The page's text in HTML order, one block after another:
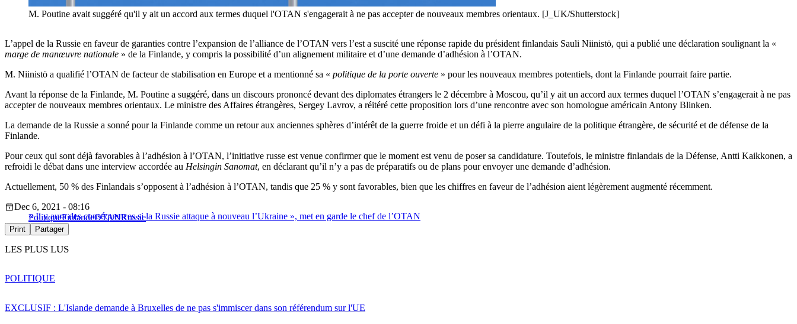
M. Poutine avait suggéré qu'il y ait un accord aux termes duquel l'OTAN s'engagerait à ne pas accepter de nouveaux membres orientaux. [J_UK/Shutterstock]
L’appel de la Russie en faveur de garanties contre l’expansion de l’alliance de l’OTAN vers l’est a suscité une réponse rapide du président finlandais Sauli Niinistö, qui a publié une déclaration soulignant la «
marge de manœuvre nationale » de la Finlande, y compris la possibilité d’un alignement militaire et d’une demande d’adhésion à l’OTAN.
M. Niinistö a qualifié l’OTAN de facteur de stabilisation en Europe et a mentionné sa « politique de la porte ouverte » pour les nouveaux membres potentiels, dont la Finlande pourrait faire partie.
Avant la réponse de la Finlande, M. Poutine a suggéré, dans un discours prononcé devant des diplomates étrangers le 2 décembre à Moscou, qu’il y ait un accord aux termes duquel l’OTAN s’engagerait à ne pas
accepter de nouveaux membres orientaux. Le ministre des Affaires étrangères, Sergey Lavrov, a réitéré cette proposition lors d’une rencontre avec son homologue américain Antony Blinken.
La demande de la Russie a sonné pour la Finlande comme un retour aux anciennes sphères d’intérêt de la guerre froide et un défi à la pierre angulaire de la politique étrangère, de sécurité et de défense de la
Finlande.
Pour ceux qui sont déjà favorables à l’adhésion à l’OTAN, l’initiative russe est venue confirmer que le moment est venu de poser sa candidature. Toutefois, le ministre finlandais de la Défense, Antti Kaikkonen, a
refroidi le débat dans une interview accordée au Helsingin Sanomat, en déclarant qu’il n’y a pas de préparatifs ou de plans pour envoyer une demande d’adhésion.
Actuellement, 50 % des Finlandais s’opposent à l’adhésion à l’OTAN, tandis que 25 % y sont favorables, bien que les chiffres en faveur de l’adhésion aient légèrement augmenté récemment.
« Il y aura des conséquences si la Russie attaque à nouveau l’Ukraine », met en garde le chef de l’OTAN
Dec 6, 2021 - 08:16
PolitiqueFinlandeOTANRussie
Print Partager
LES PLUS LUS
EXCLUSIF : L'Islande demande à Bruxelles de ne pas s'immiscer dans son référendum sur l'UE
POLITIQUE